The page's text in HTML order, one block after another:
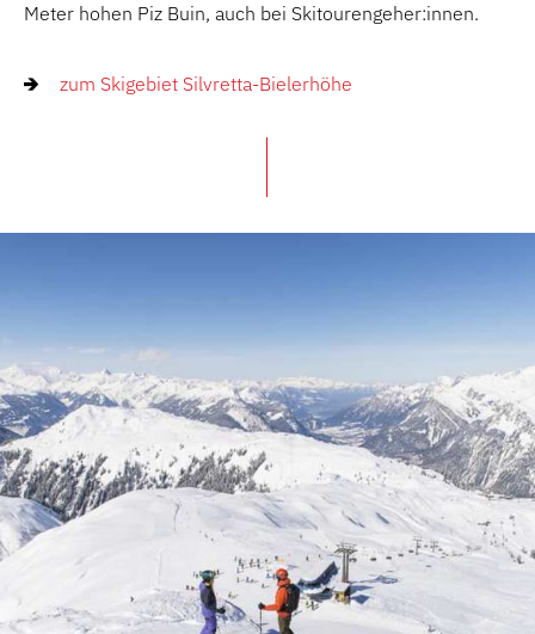
Meter hohen Piz Buin, auch bei Skitourengeher:innen.
zum Skigebiet Silvretta-Bielerhöhe